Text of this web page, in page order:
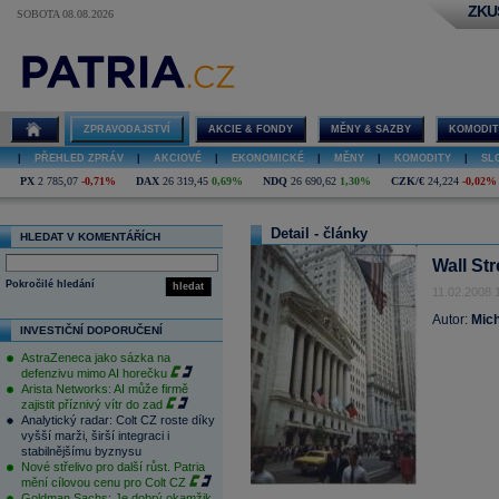
SOBOTA 08.08.2026
ZPRAVODAJSTVÍ AKCIE & FONDY MĚNY & SAZBY
PŘEHLED ZPRÁV AKCIOVÉ EKONOMICKÉ MĚNY KOMODITY
PX 2 785,07 -0,71% DAX 26 319,45 0,69% NDQ 26 690,62 1,30% CZK/€ 24,224 -0,02%
HLEDAT V KOMENTÁŘÍCH
hledat
Pokročilé hledání
INVESTIČNÍ DOPORUČENÍ
AstraZeneca jako sázka na
defenzivu mimo AI horečku
Arista Networks: AI může firmě
zajistit příznivý vítr do zad
Analytický radar: Colt CZ roste díky
vyšší marži, širší integraci i
stabilnějšímu byznysu
Nové střelivo pro další růst. Patria
mění cílovou cenu pro Colt CZ
Detail - články
Wall
11.02.2008
Autor: